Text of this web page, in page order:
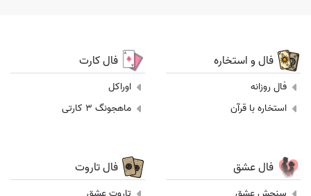
فال و استخاره
فال روزانه
استخاره با قرآن
فال کارت
اوراکل
ماهجونگ 3 کارتی
فال عشق فال تاروت